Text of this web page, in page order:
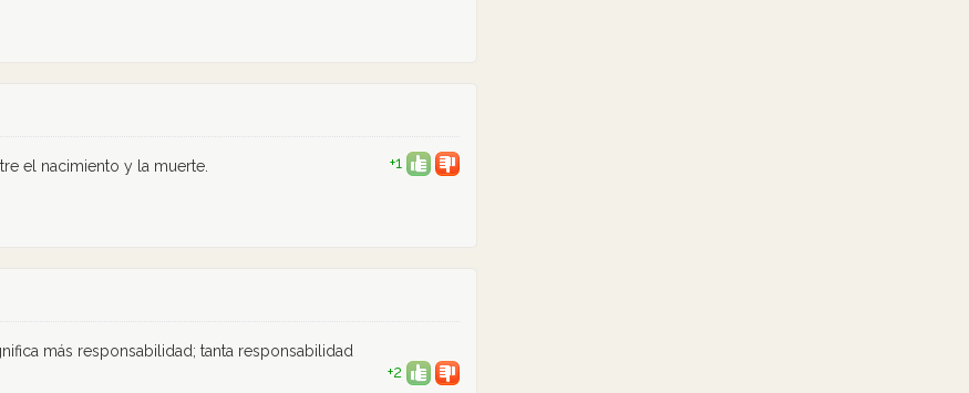
el nacimiento y la muerte. +1
más responsabilidad; tanta responsabilidad
+2